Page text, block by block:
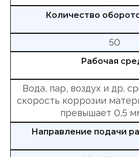
Количество
50
Рабочая
Вода, пар, воздух и др.
скорость коррозии
превышает 0,5
Направление подачи